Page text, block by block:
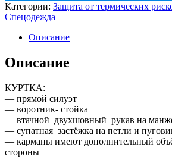
Категории: Защита от термических
Спецодежда
Описание
Описание
КУРТКА:
— прямой силуэт
— воротник- стойка
— втачной двухшовный рукав на
— супатная застёжка на петли и
— карманы имеют дополнительный
стороны